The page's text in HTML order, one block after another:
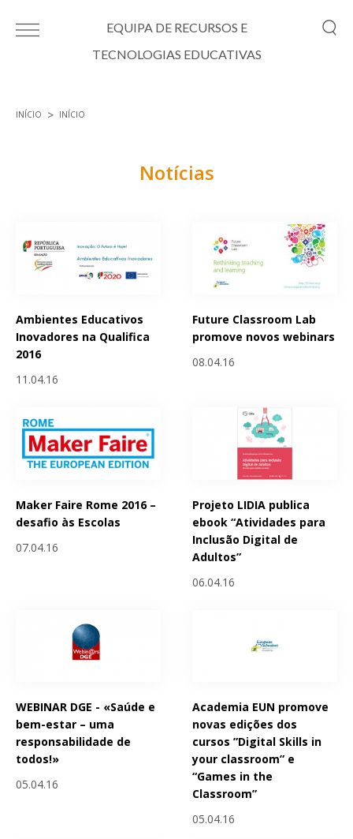
EQUIPA DE RECURSOS E
TECNOLOGIAS EDUCATIVAS
INÍCIO INÍCIO
Notícias
Ambientes Educativos
Inovadores na Qualifica
2016
11.04.16
Future Classroom Lab
promove novos webinars
08.04.16
Maker Faire Rome 2016 –
desafio às Escolas
07.04.16
Projeto LIDIA publica
ebook “Atividades para
Inclusão Digital de
Adultos”
06.04.16
WEBINAR DGE - «Saúde e
bem-estar – uma
responsabilidade de
todos!»
05.04.16
Academia EUN promove
novas edições dos
cursos ”Digital Skills in
your classroom” e
“Games in the
Classroom”
05.04.16
Páginas